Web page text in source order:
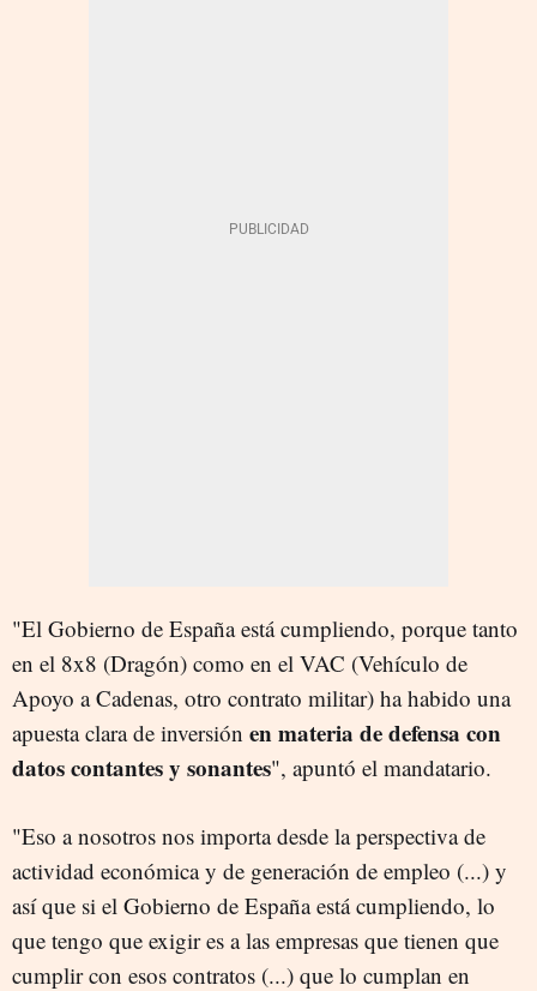
"El Gobierno de España está cumpliendo, porque tanto
en el 8x8 (Dragón) como en el VAC (Vehículo de
Apoyo a Cadenas, otro contrato militar) ha habido una
apuesta clara de inversión en materia de defensa con
datos contantes y sonantes", apuntó el mandatario.
"Eso a nosotros nos importa desde la perspectiva de
actividad económica y de generación de empleo (...) y
así que si el Gobierno de España está cumpliendo, lo
que tengo que exigir es a las empresas que tienen que
cumplir con esos contratos (...) que lo cumplan en